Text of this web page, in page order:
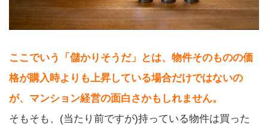
ここでいう「儲かりそうだ」とは、物件そのものの価
格が購入時よりも上昇している場合だけではないの
が、マンション経営の面白さかもしれません。
そもそも、(当たり前ですが)持っている物件は買った